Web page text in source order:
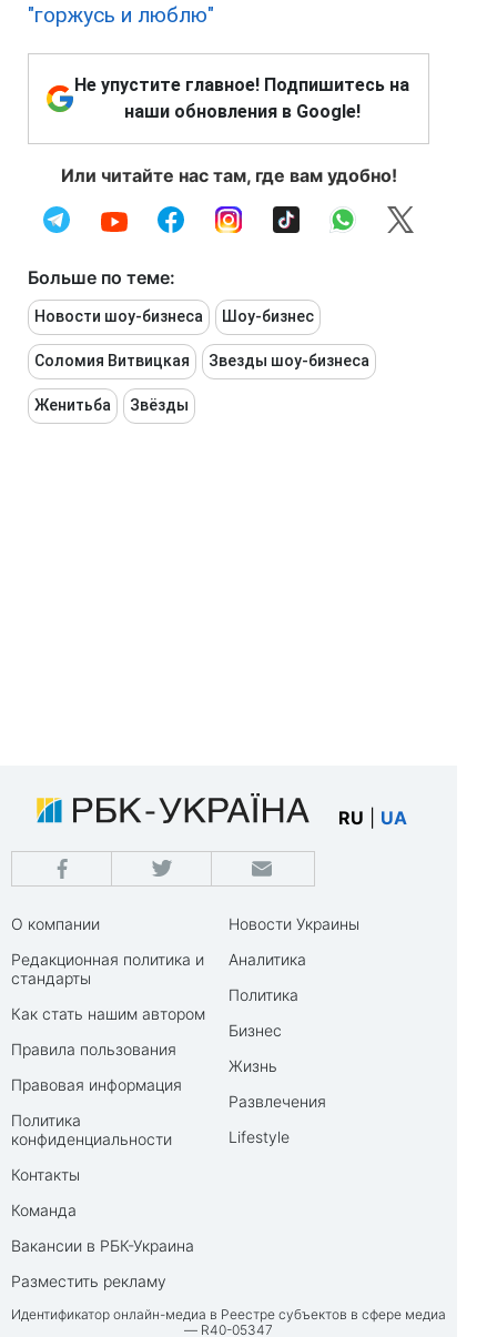
"горжусь и люблю"
Не упустите главное! Подпишитесь на
наши обновления в Google!
Или читайте нас там, где вам удобно!
Больше по теме:
Новости шоу-бизнеса Шоу-бизнес
Соломия Витвицкая Звезды шоу-бизнеса
Женитьба Звёзды
RU UA
О компании
Редакционная политика и
стандарты
Как стать нашим автором
Правила пользования
Правовая информация
Политика
конфиденциальности
Контакты
Команда
Вакансии в РБК-Украина
Разместить рекламу
Новости Украины
Аналитика
Политика
Бизнес
Жизнь
Развлечения
Lifestyle
Идентификатор онлайн-медиа в Реестре субъектов в сфере медиа
— R40-05347